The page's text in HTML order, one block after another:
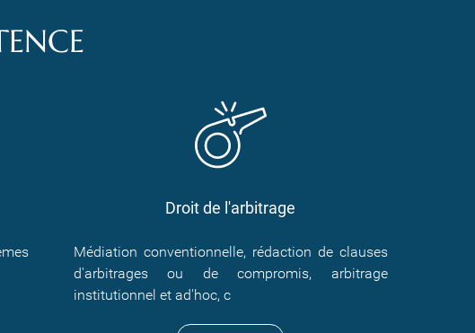
Droit de l'arbitrage
Médiation conventionnelle, rédaction de clauses
d'arbitrages ou de compromis, arbitrage
institutionnel et ad'hoc, c